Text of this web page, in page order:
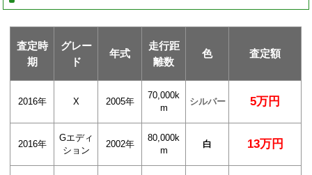
査定時
期
グレー
ド
年式
走行距
離数
色 査定額
2016年 X 2005年
70,000k
m
シルバー 5万円
2016年
Gエディ
ション
2002年
80,000k
m
白 13万円